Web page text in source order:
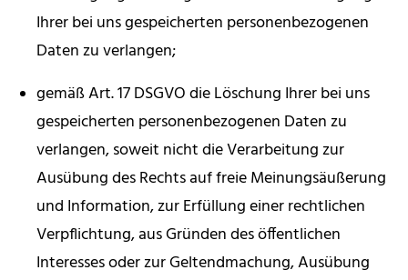
Ihrer bei uns gespeicherten personenbezogenen
Daten zu verlangen;
gemäß Art. 17 DSGVO die Löschung Ihrer bei uns
gespeicherten personenbezogenen Daten zu
verlangen, soweit nicht die Verarbeitung zur
Ausübung des Rechts auf freie Meinungsäußerung
und Information, zur Erfüllung einer rechtlichen
Verpflichtung, aus Gründen des öffentlichen
Interesses oder zur Geltendmachung, Ausübung